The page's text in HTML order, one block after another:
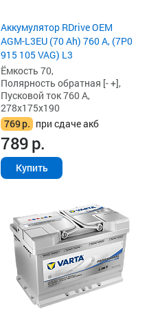
Аккумулятор RDrive OEM
AGM-L3EU (70 Ah) 760 А, (7P0
915 105 VAG) L3
Ёмкость 70,
Полярность обратная [- +],
Пусковой ток 760 А,
278x175x190
769р. при сдаче акб
789р.
Купить